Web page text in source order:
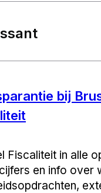
bij
Fiscaliteit in alle
en info over